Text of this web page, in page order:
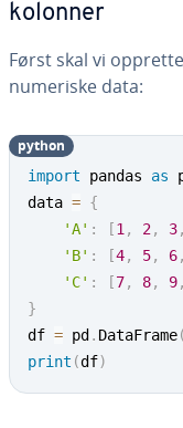
kolonner
Først skal vi
numeriske data:
import pandas as
data = {
'A' : [1 , 2, 3,
'B' : [4, 5, 6,
'C' : [7, 8, 9,
}
df = pd . DataFrame(
print (df)
python